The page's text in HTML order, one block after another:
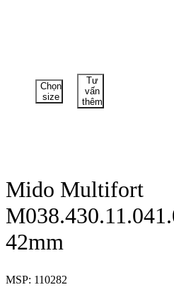
Chọn
size
Tư
vấn
thêm
Mido Multifort
42mm
MSP: 110282